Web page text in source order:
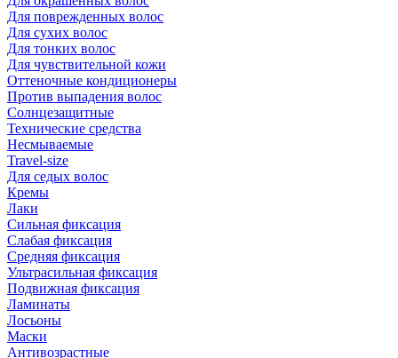
Для поврежденных волос
Для сухих волос
Для тонких волос
Для чувствительной кожи
Оттеночные кондиционеры
Против выпадения волос
Солнцезащитные
Технические средства
Несмываемые
Travel-size
Для седых волос
Кремы
Лаки
Сильная фиксация
Слабая фиксация
Средняя фиксация
Ультрасильная фиксация
Подвижная фиксация
Ламинаты
Лосьоны
Маски
Антивозрастные